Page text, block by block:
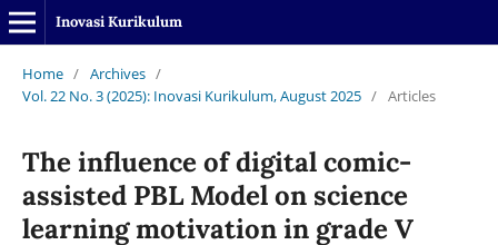
Inovasi Kurikulum
Home / Archives /
Vol. 22 No. 3 (2025): Inovasi Kurikulum, August 2025 / Articles
The influence of digital comic-
assisted PBL Model on science
learning motivation in grade V